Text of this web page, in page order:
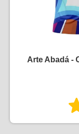
Arte Abadá -